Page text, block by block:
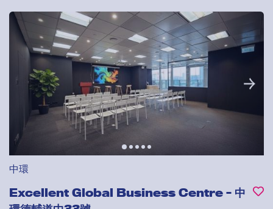
中環
Excellent Global Business Centre - 中